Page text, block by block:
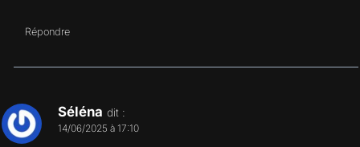
Répondre
Séléna dit :
14/06/2025 à 17:10